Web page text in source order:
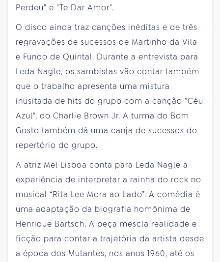
Perdeu" e "Te Dar Amor".
O disco ainda traz canções inéditas e de três
regravações de sucessos de Martinho da Vila
e Fundo de Quintal. Durante a entrevista para
Leda Nagle, os sambistas vão contar também
que o trabalho apresenta uma mistura
inusitada de hits do grupo com a canção "Céu
Azul", do Charlie Brown Jr. A turma do Bom
Gosto também dá uma canja de sucessos do
repertório do grupo.
A atriz Mel Lisboa conta para Leda Nagle a
experiência de interpretar a rainha do rock no
musical “Rita Lee Mora ao Lado”. A comédia é
uma adaptação da biografia homônima de
Henrique Bartsch. A peça mescla realidade e
ficção para contar a trajetória da artista desde
a época dos Mutantes, nos anos 1960, até os